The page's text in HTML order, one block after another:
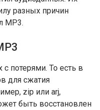
разных причин
МР3.
потерями. То есть в
для сжатия
zip или arj,
быть восстановлен